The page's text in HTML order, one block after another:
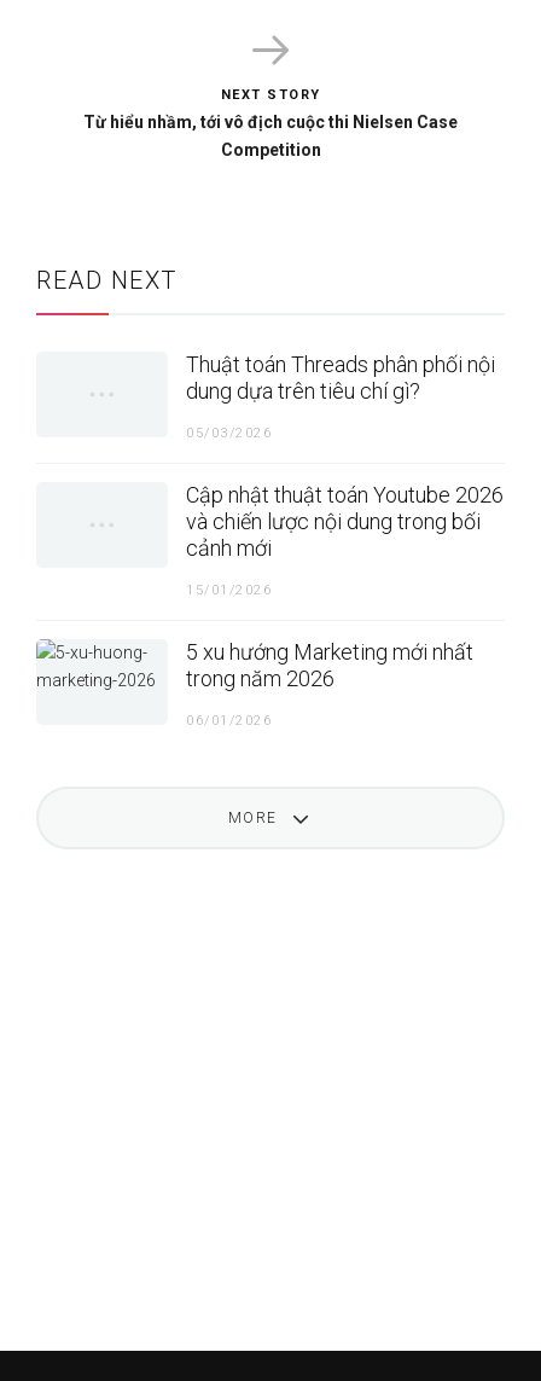
NEXT STORY
Từ hiểu nhầm, tới vô địch cuộc thi Nielsen Case
Competition
READ NEXT
Thuật toán Threads phân phối nội
dung dựa trên tiêu chí gì?
05/03/2026
Cập nhật thuật toán Youtube 2026
và chiến lược nội dung trong bối
cảnh mới
15/01/2026
5 xu hướng Marketing mới nhất
trong năm 2026
06/01/2026
MORE